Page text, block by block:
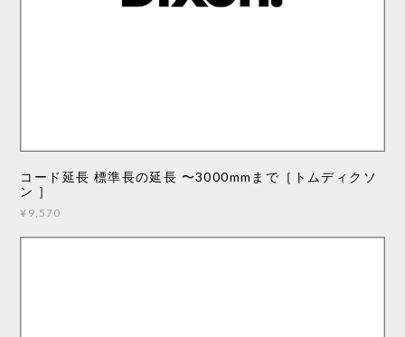
コード延長 標準長の延長 〜3000mmまで［トムディクソ
ン ］
¥9,570